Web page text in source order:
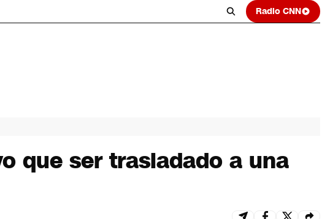
Radio CNN
que ser trasladado a una